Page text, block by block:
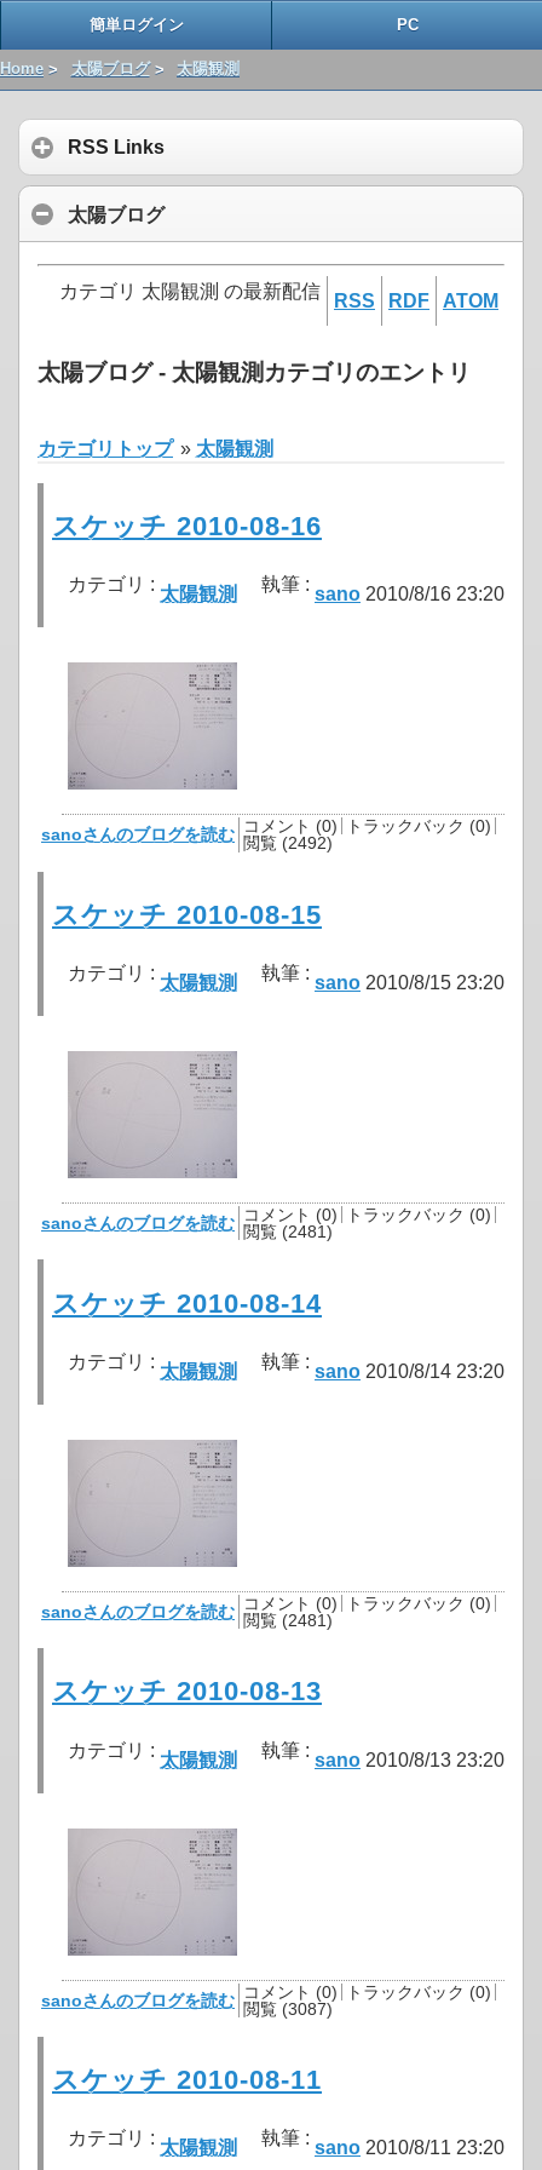
簡単ログイン PC
Home > 太陽ブログ> 太陽観測
RSS Links
太陽ブログ
カテゴリ 太陽観測 の最新配信 RSS RDF ATOM
太陽ブログ - 太陽観測カテゴリのエントリ
カテゴリトップ » 太陽観測
スケッチ 2010-08-16
カテゴリ : 太陽観測 執筆 : sano 2010/8/16 23:20
sanoさんのブログを読む コメント (0)
トラックバック (0)
閲覧 (2492)
スケッチ 2010-08-15
カテゴリ : 太陽観測 執筆 : sano 2010/8/15 23:20
sanoさんのブログを読む コメント (0)
トラックバック (0)
閲覧 (2481)
スケッチ 2010-08-14
カテゴリ : 太陽観測 執筆 : sano 2010/8/14 23:20
sanoさんのブログを読む コメント (0)
トラックバック (0)
閲覧 (2481)
スケッチ 2010-08-13
カテゴリ : 太陽観測 執筆 : sano 2010/8/13 23:20
sanoさんのブログを読む コメント (0)
トラックバック (0)
閲覧 (3087)
スケッチ 2010-08-11
カテゴリ : 太陽観測 執筆 : sano 2010/8/11 23:20